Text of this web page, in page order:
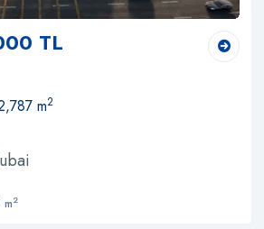
TL
m2
2